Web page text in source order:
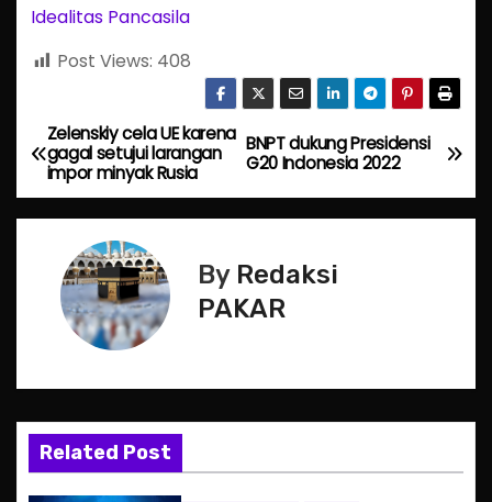
Idealitas Pancasila
Post Views: 408
P
o
v
i
BNPT dukung Presidensi
G20 Indonesia 2022
Zelenskiy cela UE karena
gagal setujui larangan
impor minyak Rusia
By Redaksi
PAKAR
Related Post